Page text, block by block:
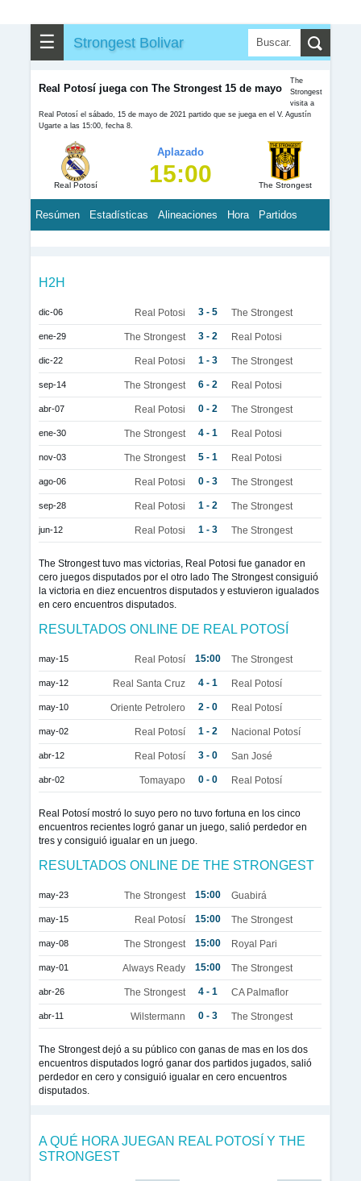
☰ Strongest Bolivar
Real Potosí juega con The Strongest 15 de mayo
The
Strongest
visita a
Real Potosí el sábado, 15 de mayo de 2021 partido que se juega en el V. Agustín
Ugarte a las 15:00, fecha 8.
Real Potosí
Aplazado
15:00 The Strongest
Resúmen Estadísticas Alineaciones Hora Partidos
H2H
dic-06 Real Potosi 3 - 5 The Strongest
ene-29 The Strongest 3 - 2 Real Potosi
dic-22 Real Potosi 1 - 3 The Strongest
sep-14 The Strongest 6 - 2 Real Potosi
abr-07 Real Potosi 0 - 2 The Strongest
ene-30 The Strongest 4 - 1 Real Potosi
nov-03 The Strongest 5 - 1 Real Potosi
ago-06 Real Potosi 0 - 3 The Strongest
sep-28 Real Potosi 1 - 2 The Strongest
jun-12 Real Potosi 1 - 3 The Strongest
The Strongest tuvo mas victorias, Real Potosi fue ganador en
cero juegos disputados por el otro lado The Strongest consiguió
la victoria en diez encuentros disputados y estuvieron igualados
en cero encuentros disputados.
RESULTADOS ONLINE DE REAL POTOSÍ
may-15 Real Potosí 15:00 The Strongest
may-12 Real Santa Cruz 4 - 1 Real Potosí
may-10 Oriente Petrolero 2 - 0 Real Potosí
may-02 Real Potosí 1 - 2 Nacional Potosí
abr-12 Real Potosí 3 - 0 San José
abr-02 Tomayapo 0 - 0 Real Potosí
Real Potosí mostró lo suyo pero no tuvo fortuna en los cinco
encuentros recientes logró ganar un juego, salió perdedor en
tres y consiguió igualar en un juego.
RESULTADOS ONLINE DE THE STRONGEST
may-23 The Strongest 15:00 Guabirá
may-15 Real Potosí 15:00 The Strongest
may-08 The Strongest 15:00 Royal Pari
may-01 Always Ready 15:00 The Strongest
abr-26 The Strongest 4 - 1 CA Palmaflor
abr-11 Wilstermann 0 - 3 The Strongest
The Strongest dejó a su público con ganas de mas en los dos
encuentros disputados logró ganar dos partidos jugados, salió
perdedor en cero y consiguió igualar en cero encuentros
disputados.
A QUÉ HORA JUEGAN REAL POTOSÍ Y THE
STRONGEST